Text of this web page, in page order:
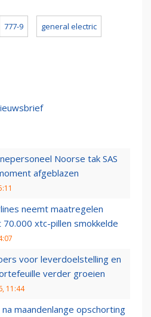
777-9 general electric
Noorse tak SAS
afgeblazen
neemt maatregelen
xtc-pillen smokkelde
voor leverdoelstelling en
verder groeien
11:44
maandenlange opschorting